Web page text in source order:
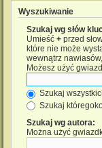
Wyszukiwanie
Szukaj wg słów
Umieść + przed
które nie może
wewnątrz
Możesz użyć
Szukaj
Szukaj
Szukaj wg autora:
Można użyć